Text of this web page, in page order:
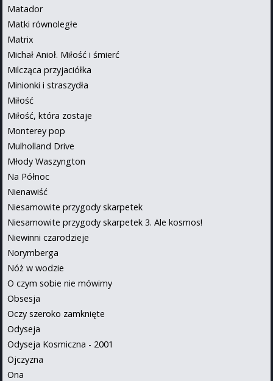
Matador
Matki równoległe
Matrix
Michał Anioł. Miłość i śmierć
Milcząca przyjaciółka
Minionki i straszydła
Miłość
Miłość, która zostaje
Monterey pop
Mulholland Drive
Młody Waszyngton
Na Północ
Nienawiść
Niesamowite przygody skarpetek
Niesamowite przygody skarpetek 3. Ale kosmos!
Niewinni czarodzieje
Norymberga
Nóż w wodzie
O czym sobie nie mówimy
Obsesja
Oczy szeroko zamknięte
Odyseja
Odyseja Kosmiczna - 2001
Ojczyzna
Ona